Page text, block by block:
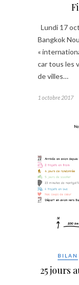
Lundi 17
Bangkok
«
car tous les
de villes…
1 octobre 2017
BILAN
25 jours